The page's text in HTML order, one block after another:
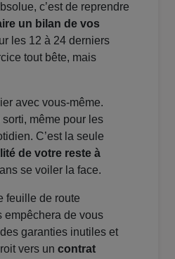
c’est de reprendre
un bilan de vos
les 12 à 24 derniers
tout bête, mais
avec vous-même.
même pour les
C’est la seule
de votre reste à
se voiler la face.
feuille de route
empêchera de vous
garanties inutiles et
vers un contrat